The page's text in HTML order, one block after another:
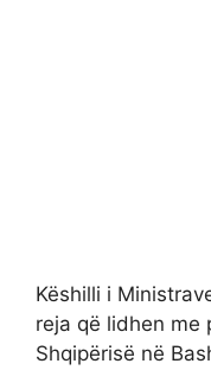
Këshilli i
reja që lidhen me
Shqipërisë në